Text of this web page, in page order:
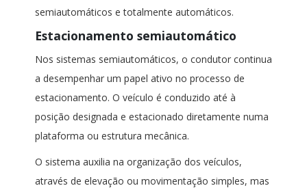
semiautomáticos e totalmente automáticos.
Estacionamento semiautomático
Nos sistemas semiautomáticos, o condutor continua
a desempenhar um papel ativo no processo de
estacionamento. O veículo é conduzido até à
posição designada e estacionado diretamente numa
plataforma ou estrutura mecânica.
O sistema auxilia na organização dos veículos,
através de elevação ou movimentação simples, mas